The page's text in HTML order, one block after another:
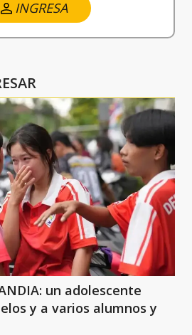
INGRESA
un adolescente
y a varios alumnos y